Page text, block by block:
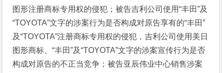
图形注册商标专用权的侵犯；被告吉利公司使用“丰田”及
“TOYOTA”文字的涉案行为是否构成对原告享有的“丰田”
及“TOYOTA”注册商标专用权的侵犯，吉利公司使用美日
图形商标、“丰田”及“TOYOTA”文字的涉案宣传行为是否
构成对原告的不正当竞争；被告亚辰伟业中心销售涉案